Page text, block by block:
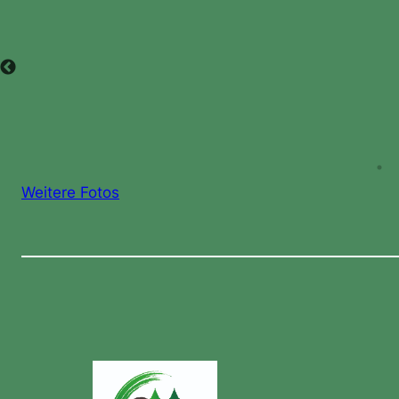
Weitere Fotos